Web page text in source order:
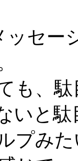
ッセー
も、
いと
プみ